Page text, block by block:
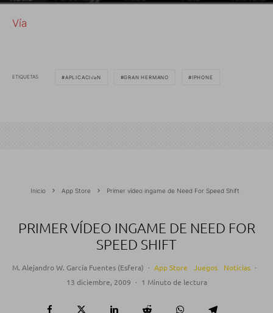
Vía
ETIQUETAS APLICACI√≥N GRAN HERMANO IPHONE
Inicio App Store Primer vídeo ingame de Need For Speed Shift
PRIMER VÍDEO INGAME DE NEED FOR
SPEED SHIFT
M. Alejandro W. García Fuentes (Esfera) · App Store Juegos Noticias ·
13 diciembre, 2009 · 1 Minuto de lectura